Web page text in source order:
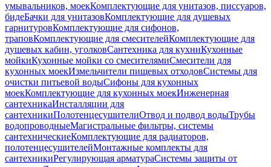
умывальников, моекКомплектующие для унитазов, писсуаров,
бидеБачки для унитазовКомплектующие для душевых
гарнитуровКомплектующие для сифонов,
траповКомплектующие для смесителейКомплектующие для
душевых кабин, уголковСантехника для кухниКухонные
мойкиКухонные мойки со смесителямиСмесители для
кухонных моекИзмельчители пищевых отходовСистемы для
очистки питьевой водыСифоны для кухонных
моекКомплектующие для кухонных моекИнженерная
сантехникаИнсталляции для
сантехникиПолотенцесушителиОтвод и подвод водыТрубы
водопроводныеМагистральные фильтры, системы
сантехническиеКомплектующие для радиаторов,
полотенцесушителейМонтажные комплекты для
сантехникиРегулирующая арматураСистемы защиты от